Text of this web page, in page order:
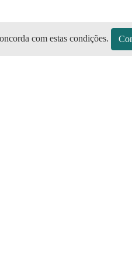
com estas condições.